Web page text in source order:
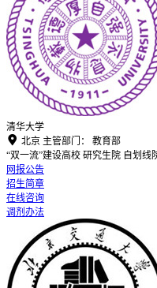
清华大学
 北京 主管部门：
教育部
“双一流”建设高校 研究生院 自划线
网报公告
招生简章
在线咨询
调剂办法